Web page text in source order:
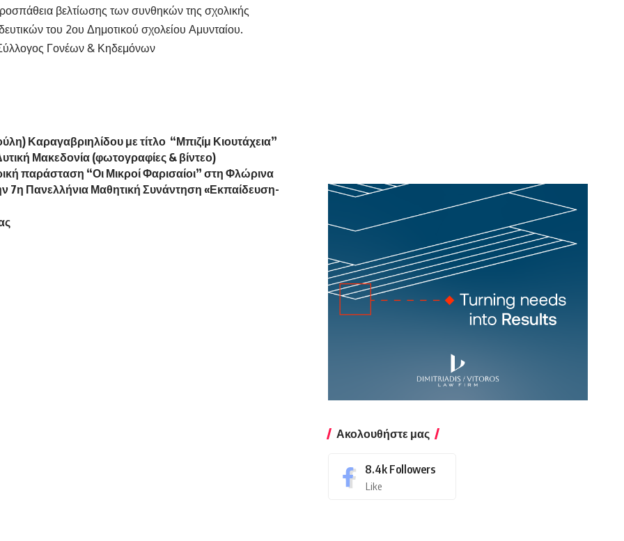
βελτίωσης των συνθηκών της σχολικής
του 2ου Δημοτικού σχολείου Αμυνταίου.
Γονέων & Κηδεμόνων
Καραγαβριηλίδου με τίτλο “Μπιζίμ Κιουτάχεια”
Μακεδονία (φωτογραφίες & βίντεο)
παράσταση “Οι Μικροί Φαρισαίοι” στη Φλώρινα
7η Πανελλήνια Μαθητική Συνάντηση «Εκπαίδευση-
Ακολουθήστε μας
8.4k Followers
Like